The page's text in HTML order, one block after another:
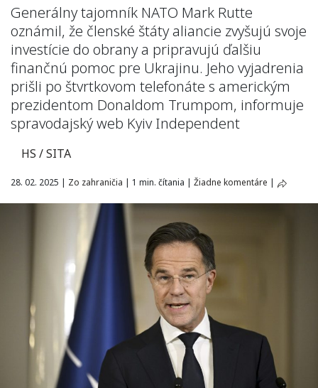
Generálny tajomník NATO Mark Rutte
oznámil, že členské štáty aliancie zvyšujú svoje
investície do obrany a pripravujú ďalšiu
finančnú pomoc pre Ukrajinu. Jeho vyjadrenia
prišli po štvrtkovom telefonáte s americkým
prezidentom Donaldom Trumpom, informuje
spravodajský web Kyiv Independent
HS / SITA
28. 02. 2025 | Zo zahraničia | 1 min. čítania | Žiadne komentáre |